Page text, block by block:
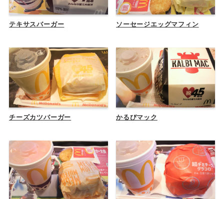
テキサスバーガー ソーセージエッグマフィン
チーズカツバーガー かるびマック